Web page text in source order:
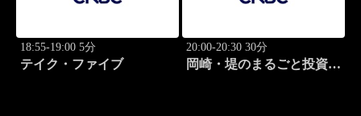
18:55-19:00 5分
テイク・ファイブ
20:00-20:30 30分
岡崎・堤のまるごと投資道